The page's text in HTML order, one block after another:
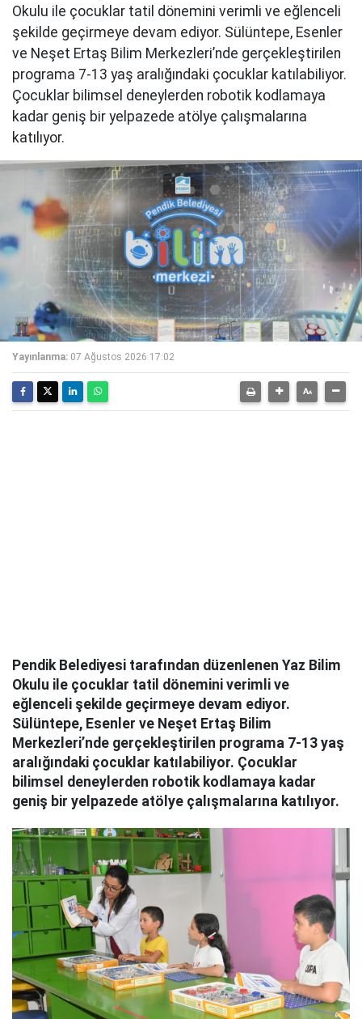
Okulu ile çocuklar tatil dönemini verimli ve eğlenceli
şekilde geçirmeye devam ediyor. Sülüntepe, Esenler
ve Neşet Ertaş Bilim Merkezleri’nde gerçekleştirilen
programa 7-13 yaş aralığındaki çocuklar katılabiliyor.
Çocuklar bilimsel deneylerden robotik kodlamaya
kadar geniş bir yelpazede atölye çalışmalarına
katılıyor.
Yayınlanma: 07 Ağustos 2026 17:02
Pendik Belediyesi tarafından düzenlenen Yaz Bilim
Okulu ile çocuklar tatil dönemini verimli ve
eğlenceli şekilde geçirmeye devam ediyor.
Sülüntepe, Esenler ve Neşet Ertaş Bilim
Merkezleri’nde gerçekleştirilen programa 7-13 yaş
aralığındaki çocuklar katılabiliyor. Çocuklar
bilimsel deneylerden robotik kodlamaya kadar
geniş bir yelpazede atölye çalışmalarına katılıyor.